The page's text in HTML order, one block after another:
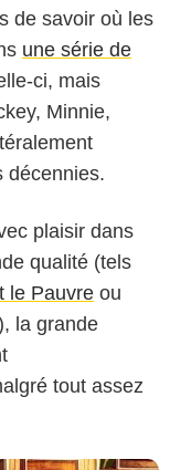
de savoir où les
une série de
ci, mais
Minnie,
décennies.
plaisir dans
qualité (tels
le Pauvre ou
la grande
tout assez